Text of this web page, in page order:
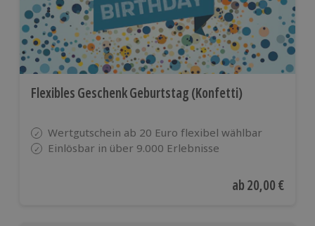
Flexibles Geschenk Geburtstag (Konfetti)
Wertgutschein ab 20 Euro flexibel wählbar
Einlösbar in über 9.000 Erlebnisse
Aktueller Preis
ab20,00 €